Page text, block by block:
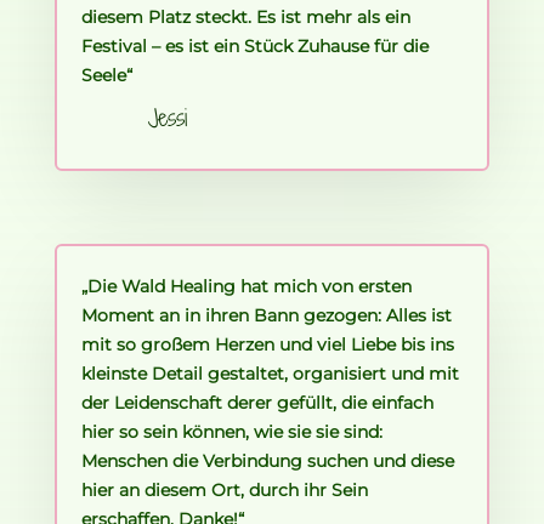
diesem Platz steckt. Es ist mehr als ein
Festival – es ist ein Stück Zuhause für die
Seele“
Jessi
„Die Wald Healing hat mich von ersten
Moment an in ihren Bann gezogen: Alles ist
mit so großem Herzen und viel Liebe bis ins
kleinste Detail gestaltet, organisiert und mit
der Leidenschaft derer gefüllt, die einfach
hier so sein können, wie sie sie sind:
Menschen die Verbindung suchen und diese
hier an diesem Ort, durch ihr Sein
erschaffen. Danke!“